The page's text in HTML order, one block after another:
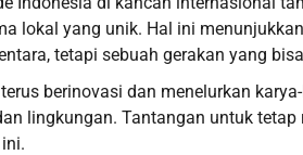
lokal yang unik. Hal ini
tetapi sebuah gerakan yang
berinovasi dan menelurkan
lingkungan. Tantangan untuk